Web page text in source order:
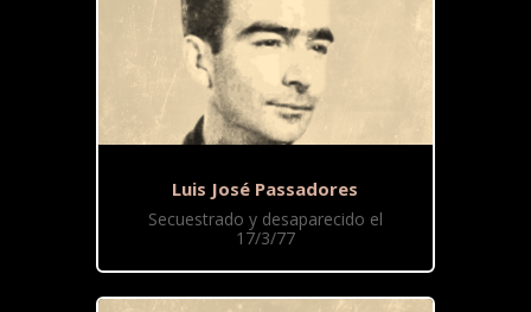
Luis José Passadores
Secuestrado y desaparecido el
17/3/77